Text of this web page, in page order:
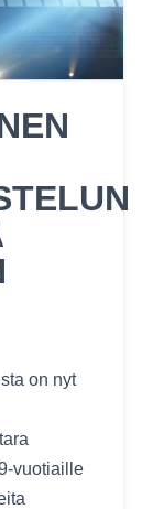
on nyt
vuotiaille